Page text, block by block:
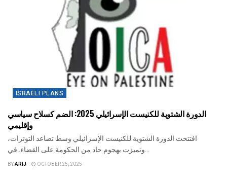
ISRAELI PLANS
الدورة الشتوية للكنيست الإسرائيلي 2025: الضم كسلاح سياسي
وإقليمي
افتتحت الدورة الشتوية للكنيست الإسرائيلي وسط تصاعد التوترات،
BYARIJ OCTOBER 25, 2025